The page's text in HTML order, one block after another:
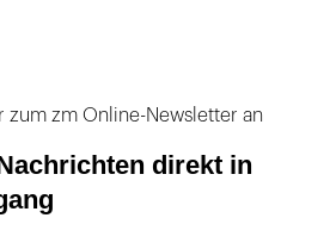
zum zm Online-Newsletter an
direkt in